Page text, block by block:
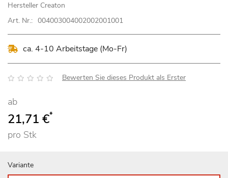
springen
Hersteller Creaton
Art. Nr.: 004003004002002001001
ca. 4-10 Arbeitstage (Mo-Fr)
Bewertung: Bewerten Sie dieses Produkt als Erster
ab
21,71 €*
pro Stk
Variante